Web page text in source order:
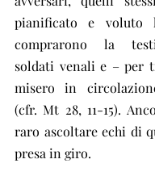
pianificato e voluto
comprarono la
soldati venali e – per
misero in
(cfr. Mt 28, 11-15).
raro ascoltare echi di
presa in giro.